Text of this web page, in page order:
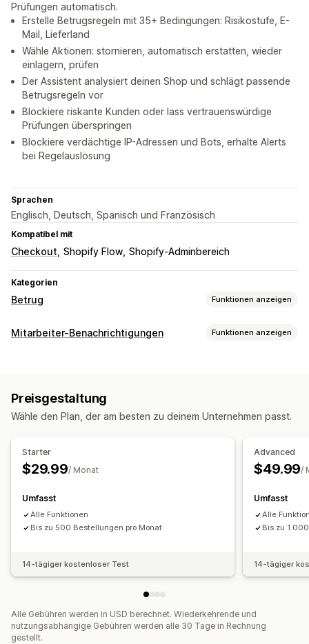
Prüfungen automatisch.
Erstelle Betrugsregeln mit 35+ Bedingungen: Risikostufe, E-
Mail, Lieferland
Wähle Aktionen: stornieren, automatisch erstatten, wieder
einlagern, prüfen
Der Assistent analysiert deinen Shop und schlägt passende
Betrugsregeln vor
Blockiere riskante Kunden oder lass vertrauenswürdige
Prüfungen überspringen
Blockiere verdächtige IP-Adressen und Bots, erhalte Alerts
bei Regelauslösung
Sprachen
Englisch, Deutsch, Spanisch und Französisch
Kompatibel mit
Checkout Shopify Flow Shopify-Adminbereich
Kategorien
Betrug Funktionen anzeigen
Betrugsarten
Validierung von Bestellungen
Automatische Stornierung
Benutzerdefinierte Regeln
Benachrichtigungen und Analysen
Hochrisikobenachrichtigungen
Benutzerdefinierte Benachrichtigungen
Betrugsbenachrichtigungen Rückbuchungsanalysen
Mitarbeiter-Benachrichtigungen Funktionen anzeigen
Benutzerdefinierte Benachrichtigungen
Mitarbeiter-Benachrichtigungen
Preisgestaltung
Wähle den Plan, der am besten zu deinem Unternehmen passt.
Starter
$29.99/ Monat
Umfasst
Alle Funktionen
Bis zu 500 Bestellungen pro Monat
14-tägiger kostenloser Test
Advanced
$49.99/
Umfasst
Alle
Bis zu
14-tägiger
Alle Gebühren werden in USD berechnet. Wiederkehrende und
nutzungsabhängige Gebühren werden alle 30 Tage in Rechnung
gestellt.